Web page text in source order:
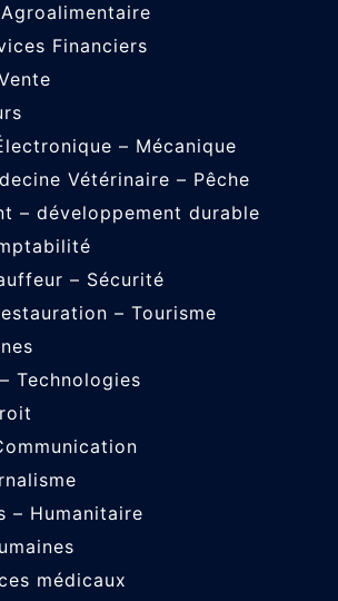
Financiers
– Mécanique
Vétérinaire – Pêche
– développement durable
– Sécurité
– Tourisme
Technologies
– Humanitaire
médicaux